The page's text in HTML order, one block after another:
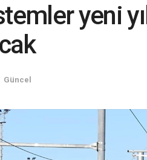
yeni
Güncel